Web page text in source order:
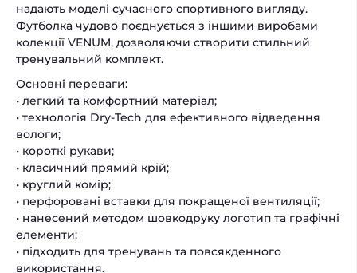
надають моделі сучасного спортивного вигляду.
Футболка чудово поєднується з іншими виробами
колекції VENUM, дозволяючи створити стильний
тренувальний комплект.
Основні переваги:
• легкий та комфортний матеріал;
• технологія Dry-Tech для ефективного відведення
вологи;
• короткі рукави;
• класичний прямий крій;
• круглий комір;
• перфоровані вставки для покращеної вентиляції;
• нанесений методом шовкодруку логотип та графічні
елементи;
• підходить для тренувань та повсякденного
використання.